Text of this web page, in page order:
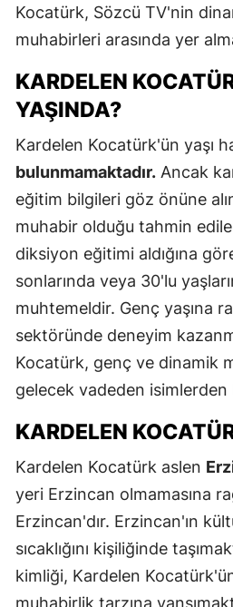
Kocatürk, Sözcü TV'nin
muhabirleri arasında yer
KARDELEN
YAŞINDA?
Kardelen Kocatürk'ün yaşı
bulunmamaktadır. Ancak
eğitim bilgileri göz önüne
muhabir olduğu tahmin
diksiyon eğitimi aldığına
sonlarında veya 30'lu
muhtemeldir. Genç yaşına
sektöründe deneyim
Kocatürk, genç ve dinamik
gelecek vadeden isimlerden
KARDELEN
Kardelen Kocatürk aslen
yeri Erzincan olmamasına
Erzincan'dır. Erzincan'ın
sıcaklığını kişiliğinde
kimliği, Kardelen
muhabirlik tarzına